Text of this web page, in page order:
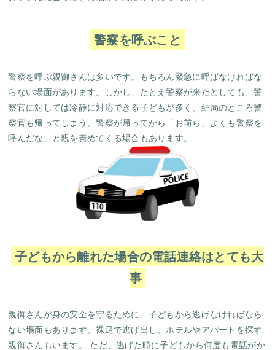
警察を呼ぶこと
警察を呼ぶ親御さんは多いです。もちろん緊急に呼ばなければな
らない場面があります。しかし、たとえ警察が来たとしても、警
察官に対しては冷静に対応できる子どもが多く、結局のところ警
察官も帰ってしまう。警察が帰ってから「お前ら、よくも警察を
呼んだな」と親を責めてくる場合もあります。
子どもから離れた場合の電話連絡はとても大
事
親御さんが身の安全を守るために、子どもから逃げなければなら
ない場面もあります。裸足で逃げ出し、ホテルやアパートを探す
親御さんもいます。 ただ、逃げた時に子どもから何度も電話がか